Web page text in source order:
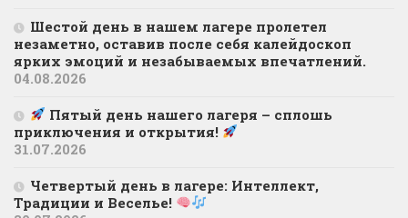
Шестой день в нашем лагере пролетел
незаметно, оставив после себя калейдоскоп
ярких эмоций и незабываемых впечатлений.
04.08.2026
Пятый день нашего лагеря – сплошь
приключения и открытия!
31.07.2026
Четвертый день в лагере: Интеллект,
Традиции и Веселье!